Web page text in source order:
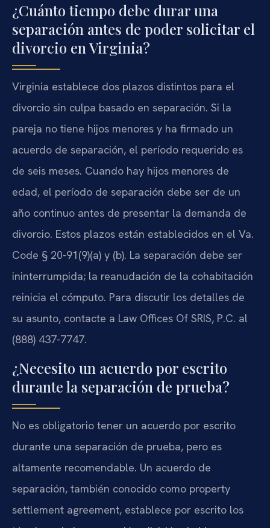
¿Cuánto tiempo debe durar una
separación antes de poder solicitar el
divorcio en Virginia?
Virginia establece dos plazos distintos para el
divorcio sin culpa basado en separación. Si la
pareja no tiene hijos menores y ha firmado un
acuerdo de separación, el período requerido es
de seis meses. Cuando hay hijos menores de
edad, el período de separación debe ser de un
año continuo antes de presentar la demanda de
divorcio. Estos plazos están establecidos en el Va.
Code § 20-91(9)(a) y (b). La separación debe ser
ininterrumpida; la reanudación de la cohabitación
reinicia el cómputo. Para discutir los detalles de
su asunto, contacte a Law Offices Of SRIS, P.C. al
(888) 437-7747.
¿Necesito un acuerdo por escrito
durante la separación de prueba?
No es obligatorio tener un acuerdo por escrito
durante una separación de prueba, pero es
altamente recomendable. Un acuerdo de
separación, también conocido como property
settlement agreement, establece por escrito los